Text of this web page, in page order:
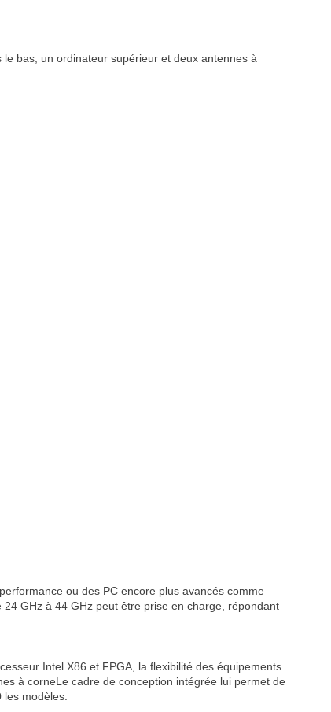
bas, un ordinateur supérieur et deux antennes à
ou des PC encore plus avancés comme
GHz à 44 GHz peut être prise en charge, répondant
Intel X86 et FPGA, la flexibilité des équipements
à corneLe cadre de conception intégrée lui permet de
les modèles: